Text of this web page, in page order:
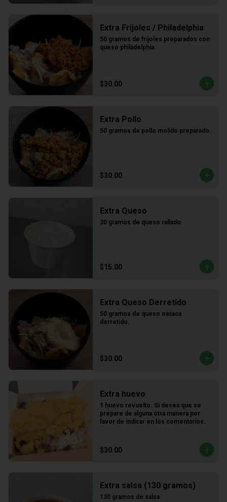
Extra Frijoles / Philadelphia
50 gramos de frijoles preparados con
queso philadelphia.
$30.00
Extra Pollo
50 gramos de pollo molido preparado.
$30.00
Extra Queso
30 gramos de queso rallado.
$15.00
Extra Queso Derretido
50 gramos de queso oaxaca
derretido.
$30.00
Extra huevo
1 huevo revuelto. Si desea que se
prepare de alguna otra manera por
favor de indicar en los comentarios.
$30.00
Extra salsa (130 gramos)
130 gramos de salsa.